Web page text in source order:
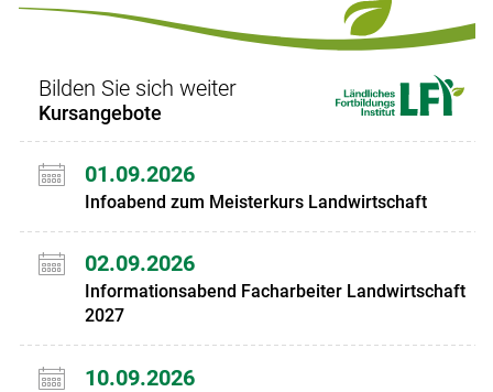
Bilden Sie sich weiter
Kursangebote
01.09.2026
Infoabend zum Meisterkurs Landwirtschaft
02.09.2026
Informationsabend Facharbeiter Landwirtschaft
2027
10.09.2026